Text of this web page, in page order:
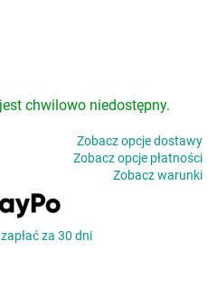
chwilowo niedostępny.
Zobacz opcje dostawy
Zobacz opcje płatności
Zobacz warunki
za 30 dni